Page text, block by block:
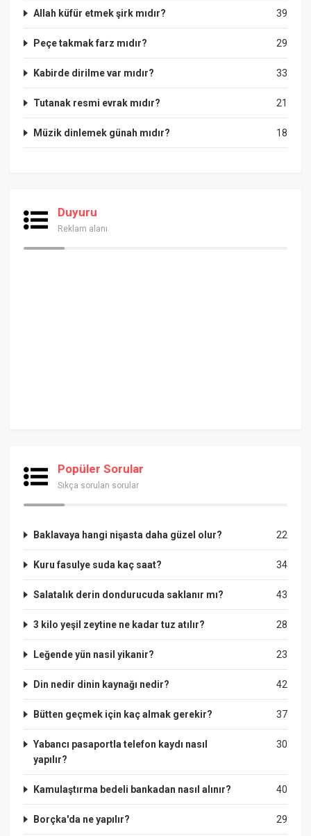
39
Allah küfür etmek şirk mıdır?
29
Peçe takmak farz mıdır?
33
Kabirde dirilme var mıdır?
21
Tutanak resmi evrak mıdır?
18
Müzik dinlemek günah mıdır?
Duyuru
Reklam alanı
Popüler Sorular
Sıkça sorulan sorular
22
Baklavaya hangi nişasta daha güzel olur?
34
Kuru fasulye suda kaç saat?
43
Salatalık derin dondurucuda saklanır mı?
28
3 kilo yeşil zeytine ne kadar tuz atılır?
23
Leğende yün nasil yikanir?
42
Din nedir dinin kaynağı nedir?
37
Bütten geçmek için kaç almak gerekir?
30
Yabancı pasaportla telefon kaydı nasıl
yapılır?
40
Kamulaştırma bedeli bankadan nasıl alınır?
29
Borçka'da ne yapılır?